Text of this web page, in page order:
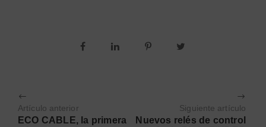
Artículo anterior
ECO CABLE, la primera
Siguiente artículo
Nuevos relés de control